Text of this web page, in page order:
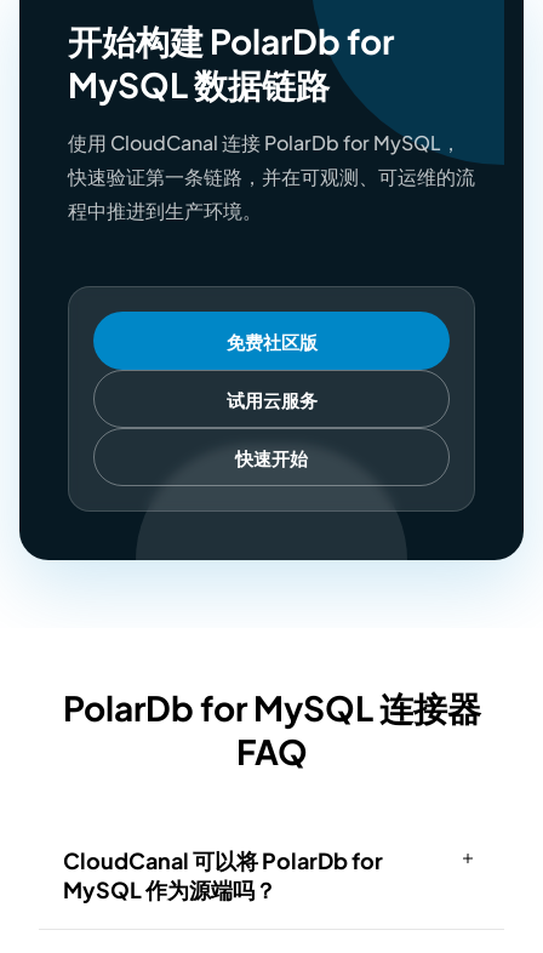
开始构建 PolarDb for
MySQL 数据链路
使用 CloudCanal 连接 PolarDb for MySQL，
快速验证第一条链路，并在可观测、可运维的流
程中推进到生产环境。
免费社区版
试用云服务
快速开始
PolarDb for MySQL 连接器
FAQ
CloudCanal 可以将 PolarDb for
MySQL 作为源端吗？